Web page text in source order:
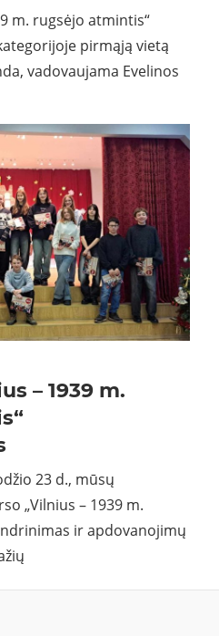
m. rugsėjo atmintis“
pirmąją vietą
vadovaujama Evelinos
– 1939 m.
23 d., mūsų
„Vilnius – 1939 m.
ir apdovanojimų